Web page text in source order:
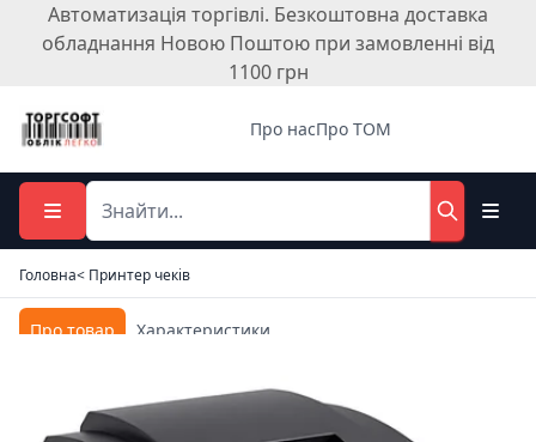
Автоматизація торгівлі. Безкоштовна доставка
обладнання Новою Поштою при замовленні від
1100 грн
Про насПро ТОМ
Головна< Принтер чеків
Про товар Характеристики